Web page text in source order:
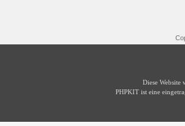
Diese Website
PHPKIT ist eine